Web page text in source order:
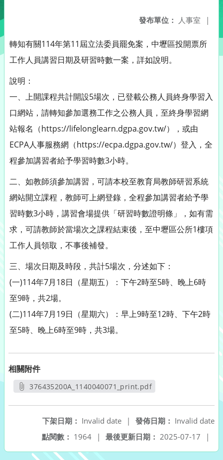
發布單位： 人事室 |
轉知有關114年第11屆立法委員罷免案，中壢區投開票所
工作人員講習日期及研習時數一案，詳如說明。
說明：
一、上開課程共計開設5場次，已登載公務人員終身學習入
口網站，請轉知參加選務工作之公務人員，至終身學習網
站報名（https://lifelonglearn.dgpa.gov.tw/），或由
ECPA人事服務網（https://ecpa.dgpa.gov.tw/）登入，全
程參加講習者給予學習時數3小時。
二、如教師須參加講習，可請本校至教育局教師研習系統
網站開立課程，教師可上網登錄，全程參加講習者給予學
習時數3小時，講習會場提供「研習時數證明條」，如有需
求，可請教師於當場次之課程結束後，至中壢區公所1樓項
工作人員領取，不事後補發。
三、場次日期及時段，共計5場次，分述如下：
(一)114年7月18日（星期五）：下午2時至5時、晚上6時
至9時，共2場。
(二)114年7月19日（星期六）：早上9時至12時、下午2時
至5時、晚上6時至9時，共3場。
相關附件
376435200A_1140040071_print.pdf
發佈日期： Invalid date
下架日期： Invalid date
|
最後更新日期： 2025-07-17 |
點閱數： 1964 |